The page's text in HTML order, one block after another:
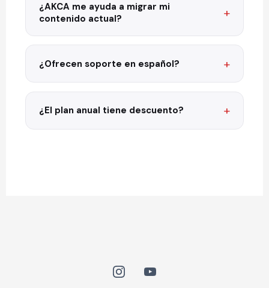
¿AKCA me ayuda a migrar mi
contenido actual?
¿Ofrecen soporte en español?
¿El plan anual tiene descuento?